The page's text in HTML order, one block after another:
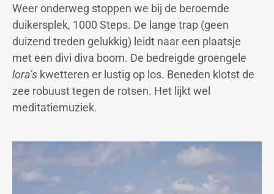
Weer onderweg stoppen we bij de beroemde
duikersplek, 1000 Steps. De lange trap (geen
duizend treden gelukkig) leidt naar een plaatsje
met een divi diva boom. De bedreigde groengele
lora’s kwetteren er lustig op los. Beneden klotst de
zee robuust tegen de rotsen. Het lijkt wel
meditatiemuziek.